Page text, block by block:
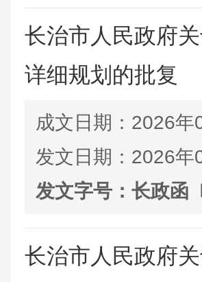
长治市人民政府
详细规划的批复
成文日期： 2026年
发文日期： 2026年
发文字号： 长政函
长治市人民政府